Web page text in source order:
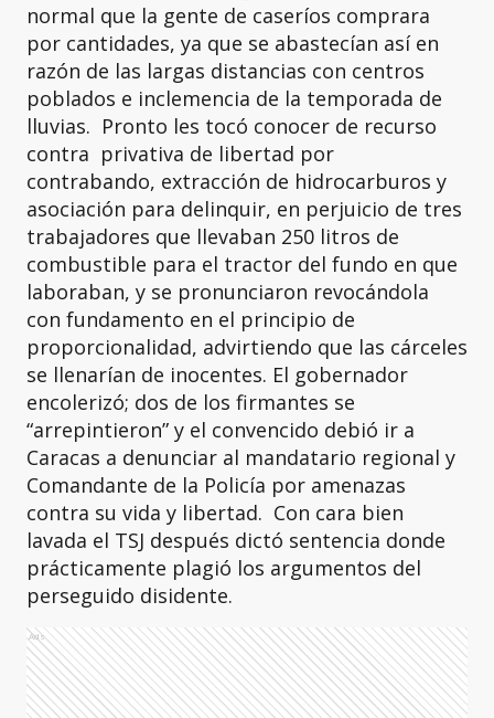
normal que la gente de caseríos comprara
por cantidades, ya que se abastecían así en
razón de las largas distancias con centros
poblados e inclemencia de la temporada de
lluvias. Pronto les tocó conocer de recurso
contra privativa de libertad por
contrabando, extracción de hidrocarburos y
asociación para delinquir, en perjuicio de tres
trabajadores que llevaban 250 litros de
combustible para el tractor del fundo en que
laboraban, y se pronunciaron revocándola
con fundamento en el principio de
proporcionalidad, advirtiendo que las cárceles
se llenarían de inocentes. El gobernador
encolerizó; dos de los firmantes se
“arrepintieron” y el convencido debió ir a
Caracas a denunciar al mandatario regional y
Comandante de la Policía por amenazas
contra su vida y libertad. Con cara bien
lavada el TSJ después dictó sentencia donde
prácticamente plagió los argumentos del
perseguido disidente.
Ads